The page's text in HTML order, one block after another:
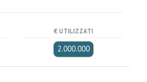
€ UTILIZZATI
2.000.000